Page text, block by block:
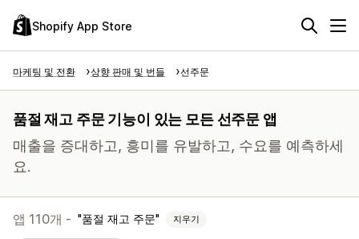
Shopify App Store
마케팅 및 전환 상향 판매 및 번들 선주문
품절 재고 주문 기능이 있는 모든 선주문 앱
매출을 증대하고, 흥미를 유발하고, 수요를 예측하세
요.
앱 110개 - 품절 재고 주문 지우기